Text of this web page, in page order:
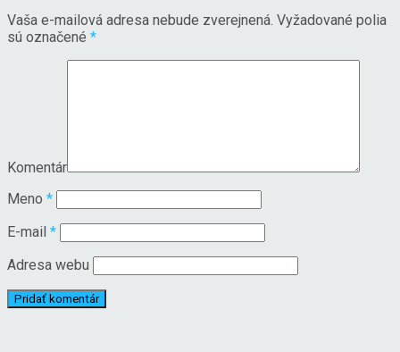
Vaša e-mailová adresa nebude zverejnená. Vyžadované polia
sú označené *
Komentár
Meno *
E-mail *
Adresa webu